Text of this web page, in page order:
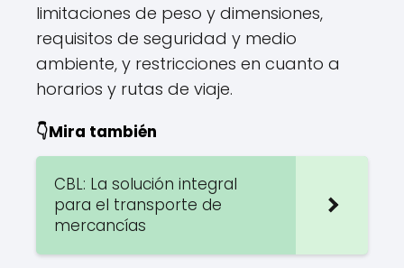
limitaciones de peso y dimensiones,
requisitos de seguridad y medio
ambiente, y restricciones en cuanto a
horarios y rutas de viaje.
👇Mira también
CBL: La solución integral
para el transporte de
mercancías